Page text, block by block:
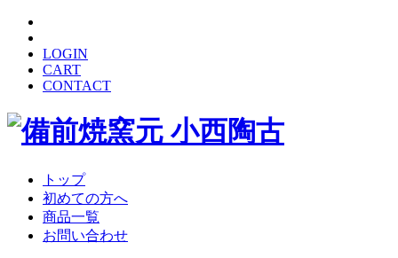
LOGIN
CART
CONTACT
トップ
初めての方へ
商品一覧
お問い合わせ